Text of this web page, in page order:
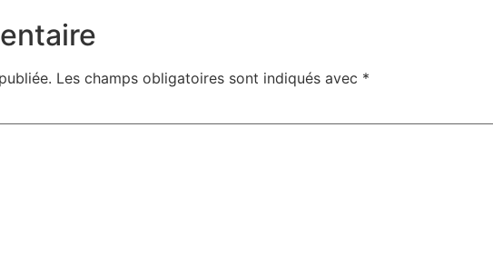
Les champs obligatoires sont indiqués avec *